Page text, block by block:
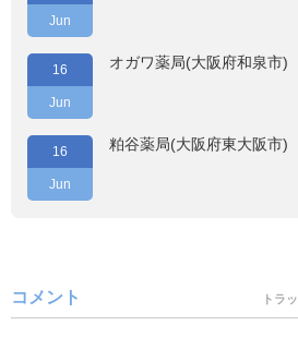
Jun
16
Jun
オガワ薬局(大阪府和泉市)
16
Jun
粕谷薬局(大阪府東大阪市)
コメント トラ